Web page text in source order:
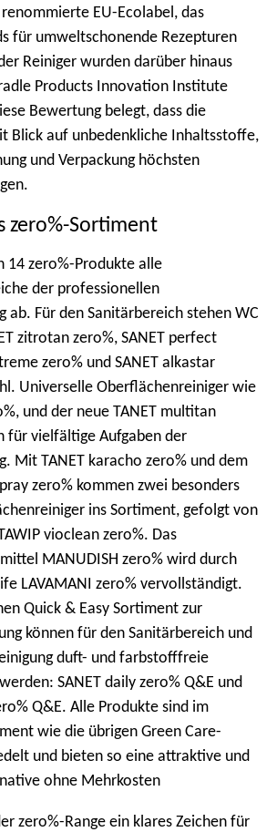
EU-Ecolabel, das
für umweltschonende Rezepturen
Reiniger wurden darüber hinaus
Products Innovation Institute
Bewertung belegt, dass die
Blick auf unbedenkliche Inhaltsstoffe,
und Verpackung höchsten
zero%-Sortiment
14 zero%-Produkte alle
der professionellen
ab. Für den Sanitärbereich stehen WC
zitrotan zero%, SANET perfect
zero% und SANET alkastar
Universelle Oberflächenreiniger wie
und der neue TANET multitan
für vielfältige Aufgaben der
Mit TANET karacho zero% und dem
zero% kommen zwei besonders
ins Sortiment, gefolgt von
vioclean zero%. Das
MANUDISH zero% wird durch
LAVAMANI zero% vervollständigt.
Quick & Easy Sortiment zur
können für den Sanitärbereich und
duft- und farbstofffreie
SANET daily zero% Q&E und
Q&E. Alle Produkte sind im
wie die übrigen Green Care-
und bieten so eine attraktive und
ohne Mehrkosten
zero%-Range ein klares Zeichen für